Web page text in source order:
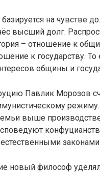
на чувстве
высший долг.
– отношение к
к государству. То
общины и
Павлик Морозов
выше
новый философ